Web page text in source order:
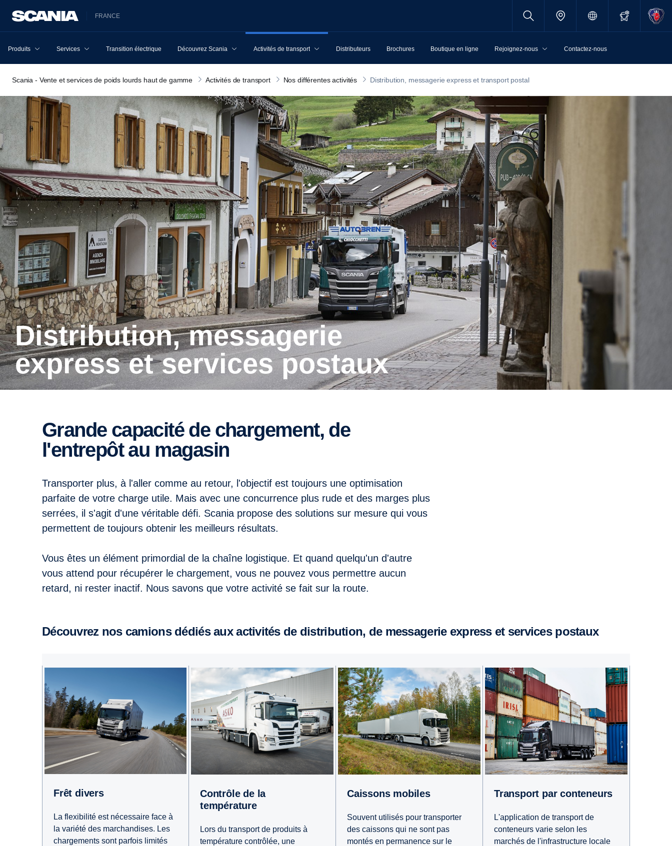
FRANCE
Produits Services Transition électrique Découvrez Scania Activités de transport Distributeurs Brochures Boutique en ligne Rejoignez-nous Contactez-nous
Scania - Vente et services de poids lourds haut de gamme Activités de transport Nos différentes activités Distribution, messagerie express et transport postal
Distribution, messagerie
express et services postaux
Grande capacité de chargement, de
l'entrepôt au magasin
Transporter plus, à l'aller comme au retour, l'objectif est toujours une optimisation
parfaite de votre charge utile. Mais avec une concurrence plus rude et des marges plus
serrées, il s'agit d'une véritable défi. Scania propose des solutions sur mesure qui vous
permettent de toujours obtenir les meilleurs résultats.
Vous êtes un élément primordial de la chaîne logistique. Et quand quelqu'un d'autre
vous attend pour récupérer le chargement, vous ne pouvez vous permettre aucun
retard, ni rester inactif. Nous savons que votre activité se fait sur la route.
Découvrez nos camions dédiés aux activités de distribution, de messagerie express et services postaux
Frêt divers
La flexibilité est nécessaire face à
la variété des marchandises. Les
chargements sont parfois limités
Contrôle de la
température
Lors du transport de produits à
température contrôlée, une
Caissons mobiles
Souvent utilisés pour transporter
des caissons qui ne sont pas
montés en permanence sur le
Transport par conteneurs
L'application de transport de
conteneurs varie selon les
marchés de l'infrastructure locale